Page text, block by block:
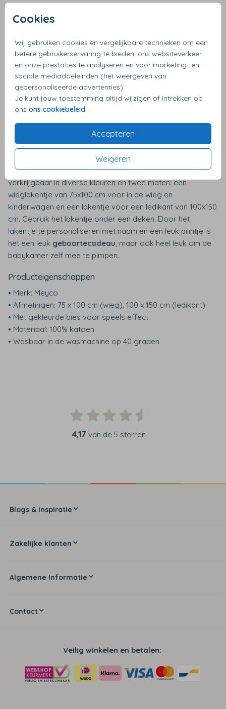
Cookies
Wij gebruiken cookies en vergelijkbare technieken om een
betere gebruikerservaring te bieden, ons websiteverkeer
en onze prestaties te analyseren en voor marketing- en
sociale mediadoeleinden (het weergeven van
gepersonaliseerde advertenties).
Je kunt jouw toestemming altijd wijzigen of intrekken op
ons ons cookiebeleid
Accepteren
Weigeren
comfortabel om onder te slapen.
Lakentje voor wieg of ledikant kopen
Een lakentje met naam is ook een prachtig kraamcadeau
om te geven aan vrienden of familieleden die net ouder zijn
geworden. Het laat zien dat je aandacht hebt besteed aan
het cadeau en dat je meeleeft met de kersverse ouders.
Een lakentje met naam is niet alleen praktisch en
comfortabel voor je kindje, maar het is ook een mooie
manier om hem of haar te laten zien hoeveel je van hem of
haar houdt. We hebben verschillende kleuren lakentjes,
deze zijn niet alleen mega zacht maar zijn ook van 100%
katoen en gemaakt van hoge kwaliteit. Het lakentje is
verkrijgbaar in diverse kleuren en twee maten: een
wieglakentje van 75x100 cm voor in de wieg en
kinderwagen en een lakentje voor een ledikant van 100x150
cm. Gebruik het lakentje onder een deken. Door het
lakentje te personaliseren met naam en een leuk printje is
het een leuk geboortecadeau, maar ook heel leuk om de
babykamer zelf mee te pimpen.
Producteigenschappen
• Merk: Meyco
• Afmetingen: 75 x 100 cm (wieg), 100 x 150 cm (ledikant)
• Met gekleurde bies voor speels effect
• Materiaal: 100% katoen
• Wasbaar in de wasmachine op 40 graden
4,17 van de 5 sterren
Blogs & Inspiratie
Zakelijke klanten
Algemene Informatie
Contact
Veilig winkelen en betalen: